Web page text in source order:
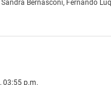
Bernasconi, Fernando
p.m.